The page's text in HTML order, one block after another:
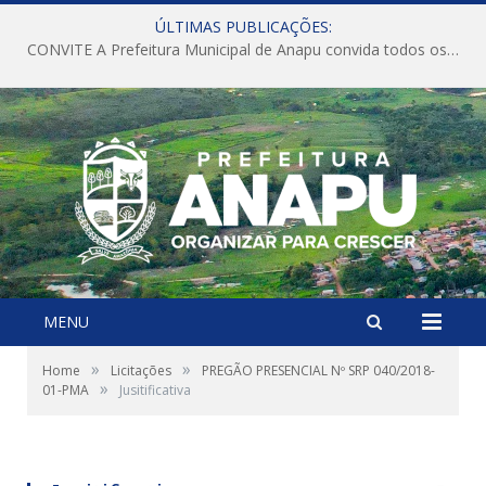
ÚLTIMAS PUBLICAÇÕES:
CONVITE A Prefeitura Municipal de Anapu convida todos os servidores públicos municipais para participarem da Audiência Pública de discussão da Lei de Diretrizes Orçamentárias (LDO), importante instrumento de planejamento das ações e investimentos da Administração Pública para o próximo exercício financeiro.
MENU
Home » Licitações »
PREGÃO PRESENCIAL Nº SRP 040/2018-
01-PMA » Jusitificativa